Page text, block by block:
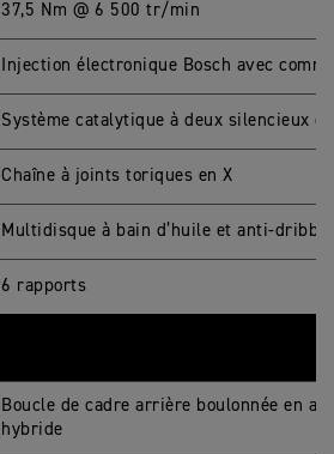
37,5 Nm @ 6 500 tr/min
Injection électronique Bosch avec
Système catalytique à deux silencieux
Chaîne à joints toriques en X
Multidisque à bain d’huile et anti-
6 rapports
Boucle de cadre arrière boulonnée en
hybride